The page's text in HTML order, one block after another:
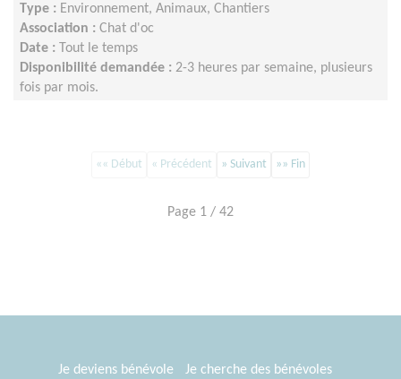
Type : Environnement, Animaux, Chantiers
Association : Chat d'oc
Date :
Tout le temps
Disponibilité demandée : 2-3 heures par semaine, plusieurs
fois par mois.
«« Début « Précédent » Suivant »» Fin
Page 1 / 42
Je deviens bénévole Je cherche des bénévoles